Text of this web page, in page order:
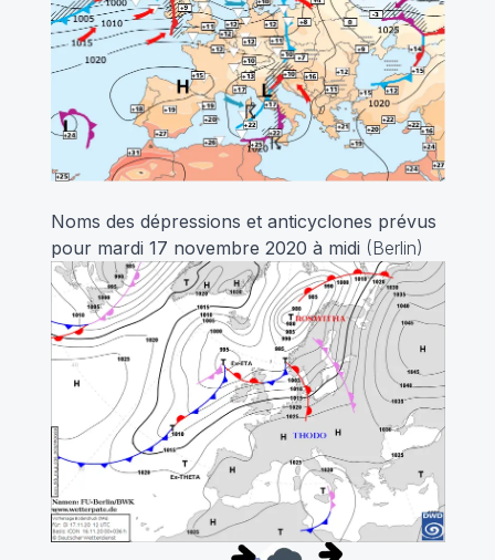
Noms des dépressions et anticyclones prévus
pour mardi 17 novembre 2020 à midi (Berlin)